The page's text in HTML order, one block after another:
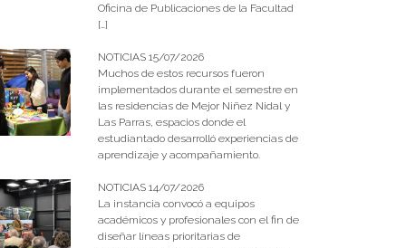
Oficina de Publicaciones de la Facultad
[…]
NOTICIAS 15/07/2026
Muchos de estos recursos fueron
implementados durante el semestre en
las residencias de Mejor Niñez Nidal y
Las Parras, espacios donde el
estudiantado desarrolló experiencias de
aprendizaje y acompañamiento.
NOTICIAS 14/07/2026
La instancia convocó a equipos
académicos y profesionales con el fin de
diseñar líneas prioritarias de